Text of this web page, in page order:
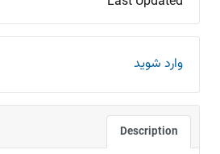
وارد شوید
Description